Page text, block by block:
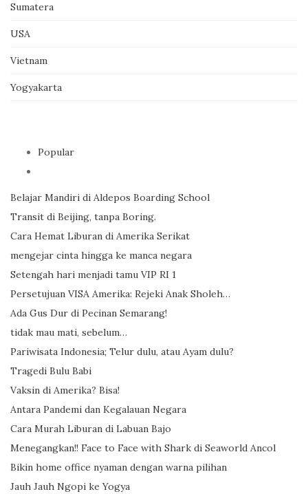
Sumatera
USA
Vietnam
Yogyakarta
Popular
Belajar Mandiri di Aldepos Boarding School
Transit di Beijing, tanpa Boring.
Cara Hemat Liburan di Amerika Serikat
mengejar cinta hingga ke manca negara
Setengah hari menjadi tamu VIP RI 1
Persetujuan VISA Amerika: Rejeki Anak Sholeh…
Ada Gus Dur di Pecinan Semarang!
tidak mau mati, sebelum…
Pariwisata Indonesia; Telur dulu, atau Ayam dulu?
Tragedi Bulu Babi
Vaksin di Amerika? Bisa!
Antara Pandemi dan Kegalauan Negara
Cara Murah Liburan di Labuan Bajo
Menegangkan!! Face to Face with Shark di Seaworld Ancol
Bikin home office nyaman dengan warna pilihan
Jauh Jauh Ngopi ke Yogya